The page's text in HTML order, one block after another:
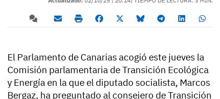
El Parlamento de Canarias acogió este jueves la
Comisión parlamentaria de Transición Ecológica
y Energía en la que el diputado socialista, Marcos
Bergaz, ha preguntado al consejero de Transición